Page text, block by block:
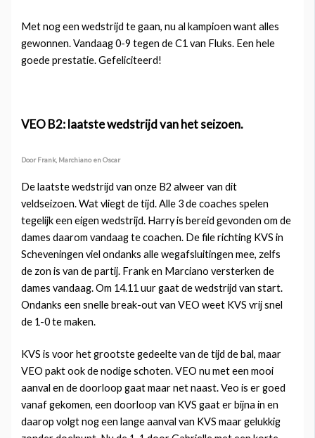
Met nog een wedstrijd te gaan, nu al kampioen want alles
gewonnen. Vandaag 0-9 tegen de C1 van Fluks. Een hele
goede prestatie. Gefeliciteerd!
VEO B2: laatste wedstrijd van het seizoen.
Door Frank, Marchiano en Oscar
De laatste wedstrijd van onze B2 alweer van dit
veldseizoen. Wat vliegt de tijd. Alle 3 de coaches spelen
tegelijk een eigen wedstrijd. Harry is bereid gevonden om de
dames daarom vandaag te coachen. De file richting KVS in
Scheveningen viel ondanks alle wegafsluitingen mee, zelfs
de zon is van de partij. Frank en Marciano versterken de
dames vandaag. Om 14.11 uur gaat de wedstrijd van start.
Ondanks een snelle break-out van VEO weet KVS vrij snel
de 1-0 te maken.
KVS is voor het grootste gedeelte van de tijd de bal, maar
VEO pakt ook de nodige schoten. VEO nu met een mooi
aanval en de doorloop gaat maar net naast. Veo is er goed
vanaf gekomen, een doorloop van KVS gaat er bijna in en
daarop volgt nog een lange aanval van KVS maar gelukkig